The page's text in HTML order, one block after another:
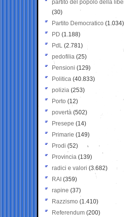
partito del popolo della
(30)
Partito Democratico (1.034)
PD (1.188)
PdL (2.781)
pedofilia (25)
Pensioni (129)
Politica (40.833)
polizia (253)
Porto (12)
povertà (502)
Presepe (14)
Primarie (149)
Prodi (52)
Provincia (139)
radici e valori (3.682)
RAI (359)
rapine (37)
Razzismo (1.410)
Referendum (200)